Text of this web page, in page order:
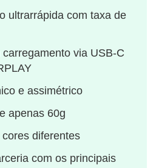
ultrarrápida com taxa de
via USB‑C
e assimétrico
apenas 60g
diferentes
com os principais